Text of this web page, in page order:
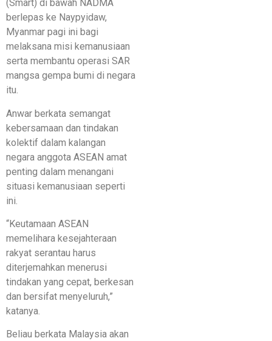
(Smart) di bawah NADMA
berlepas ke Naypyidaw,
Myanmar pagi ini bagi
melaksana misi kemanusiaan
serta membantu operasi SAR
mangsa gempa bumi di negara
itu.
Anwar berkata semangat
kebersamaan dan tindakan
kolektif dalam kalangan
negara anggota ASEAN amat
penting dalam menangani
situasi kemanusiaan seperti
ini.
“Keutamaan ASEAN
memelihara kesejahteraan
rakyat serantau harus
diterjemahkan menerusi
tindakan yang cepat, berkesan
dan bersifat menyeluruh,”
katanya.
Beliau berkata Malaysia akan